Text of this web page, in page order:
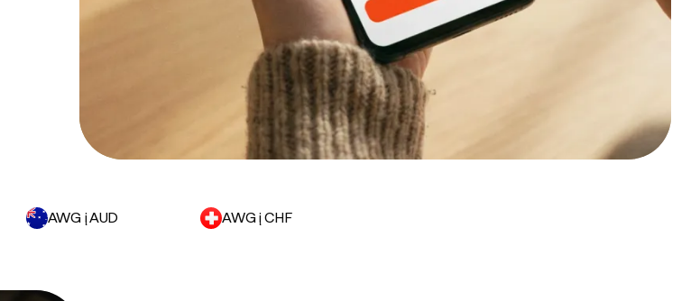
AWG į AUD AWG į CHF